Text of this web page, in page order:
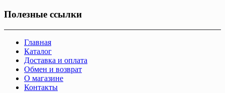
Полезные ссылки
Главная
Каталог
Доставка и оплата
Обмен и возврат
О магазине
Контакты